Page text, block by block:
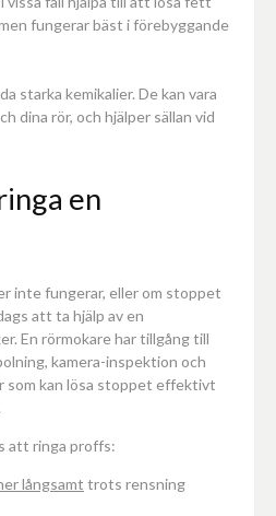
fungerar bäst i förebyggande
starka kemikalier. De kan vara
dina rör, och hjälper sällan vid
en
inte fungerar, eller om stoppet
att ta hjälp av en
En rörmokare har tillgång till
kamera-inspektion och
som kan lösa stoppet effektivt
att ringa proffs:
långsamt trots rensning